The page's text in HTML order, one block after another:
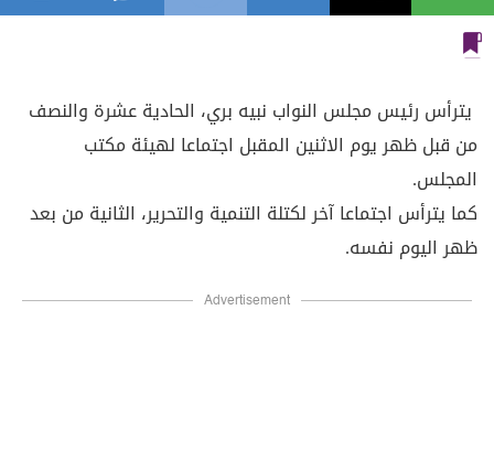
يترأس رئيس مجلس النواب نبيه بري، الحادية عشرة والنصف
من قبل ظهر يوم الاثنين المقبل اجتماعا لهيئة مكتب
المجلس.
كما يترأس اجتماعا آخر لكتلة التنمية والتحرير، الثانية من بعد
ظهر اليوم نفسه.
Advertisement